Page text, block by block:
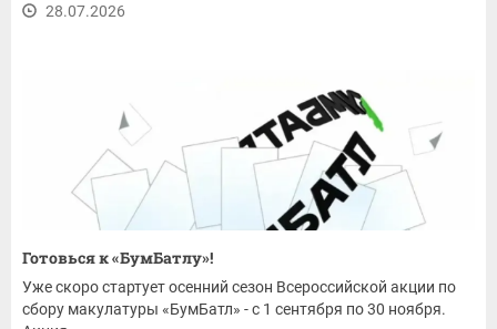
28.07.2026
Готовься к «БумБатлу»!
Уже скоро стартует осенний сезон Всероссийской акции по
сбору макулатуры «БумБатл» - с 1 сентября по 30 ноября.